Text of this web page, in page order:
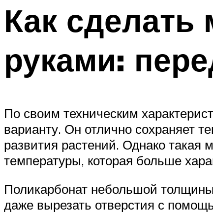
Как
руками:
По своим техническим
варианту. Он отлично сохраняет
развития растений. Однако такая
температуры, которая больше
Поликарбонат небольшой толщины
даже вырезать отверстия с